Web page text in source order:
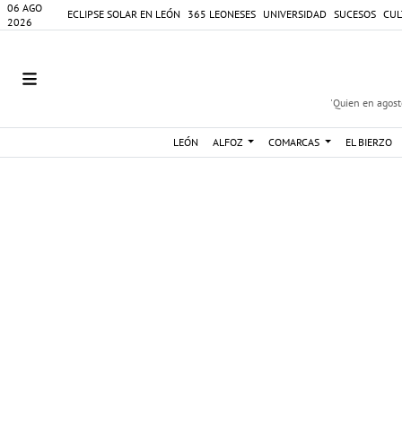
06 AGO
2026
ECLIPSE SOLAR EN LEÓN 365 LEONESES UNIVERSIDAD SUCESOS
'Quien en
LEÓN ALFOZ COMARCAS EL BIERZO